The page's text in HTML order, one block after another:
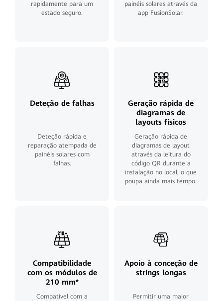
rapidamente para um
estado seguro.
painéis solares através da
app FusionSolar.
Deteção de falhas
Deteção rápida e
reparação atempada de
painéis solares com
falhas.
Geração rápida de
diagramas de
layouts físicos
Geração rápida de
diagramas de layout
através da leitura do
código QR durante a
instalação no local, o que
poupa ainda mais tempo.
Compatibilidade
com os módulos de
210 mm*
Compatível com a
Apoio à conceção de
strings longas
Permitir uma maior